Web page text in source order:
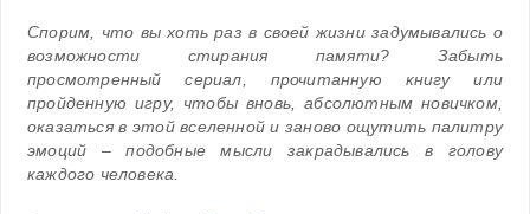
Спорим, что вы хоть раз в своей жизни задумывались о
возможности стирания памяти? Забыть
просмотренный сериал, прочитанную книгу или
пройденную игру, чтобы вновь, абсолютным новичком,
оказаться в этой вселенной и заново ощутить палитру
эмоций – подобные мысли закрадывались в голову
каждого человека.